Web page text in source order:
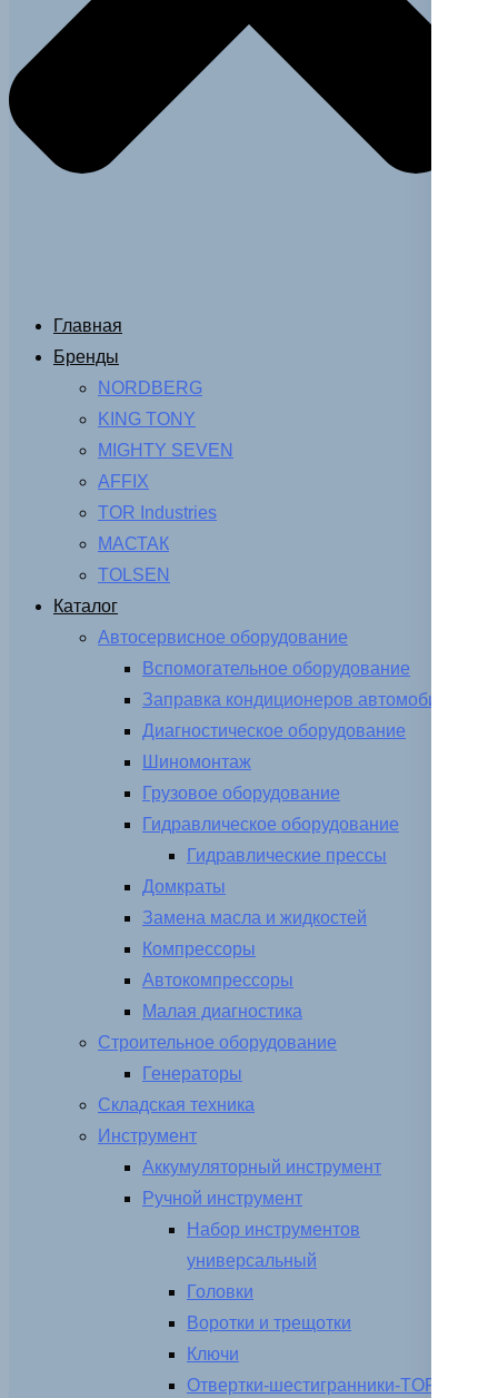
Главная
Бренды
NORDBERG
KING TONY
MIGHTY SEVEN
AFFIX
TOR Industries
МАСТАК
TOLSEN
Каталог
Автосервисное оборудование
Вспомогательное оборудование
Заправка кондиционеров автомобиля
Диагностическое оборудование
Шиномонтаж
Грузовое оборудование
Гидравлическое оборудование
Гидравлические прессы
Домкраты
Замена масла и жидкостей
Компрессоры
Автокомпрессоры
Малая диагностика
Строительное оборудование
Генераторы
Складская техника
Инструмент
Аккумуляторный инструмент
Ручной инструмент
Набор инструментов
универсальный
Головки
Воротки и трещотки
Ключи
Отвертки-шестигранники-TORX-